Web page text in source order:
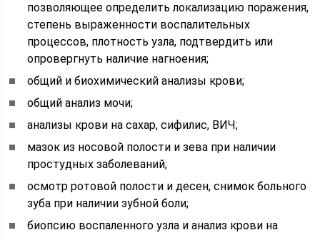
позволяющее определить локализацию поражения,
степень выраженности воспалительных
процессов, плотность узла, подтвердить или
опровергнуть наличие нагноения;
общий и биохимический анализы крови;
общий анализ мочи;
анализы крови на сахар, сифилис, ВИЧ;
мазок из носовой полости и зева при наличии
простудных заболеваний;
осмотр ротовой полости и десен, снимок больного
зуба при наличии зубной боли;
биопсию воспаленного узла и анализ крови на